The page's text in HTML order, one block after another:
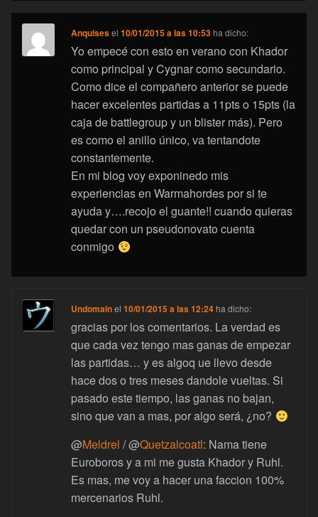
Anquisesel10/01/2015 a las 10:53 ha dicho:
Yo empecé con esto en verano con Khador
como principal y Cygnar como secundario.
Como dice el compañero anterior se puede
hacer excelentes partidas a 11pts o 15pts (la
caja de battlegroup y un blister más). Pero
es como el anillo único, va tentandote
constantemente.
En mi blog voy exponinedo mis
experiencias en Warmahordes por si te
ayuda y….recojo el guante!! cuando quieras
quedar con un pseudonovato cuenta
conmigo
Undomainel10/01/2015 a las 12:24 ha dicho:
gracias por los comentarios. La verdad es
que cada vez tengo mas ganas de empezar
las partidas… y es algoq ue llevo desde
hace dos o tres meses dandole vueltas. Si
pasado este tiempo, las ganas no bajan,
sino que van a mas, por algo será, ¿no?
@Meldrel / @Quetzalcoatl: Nama tiene
Euroboros y a mi me gusta Khador y Ruhl.
Es mas, me voy a hacer una faccion 100%
mercenarios Ruhl.